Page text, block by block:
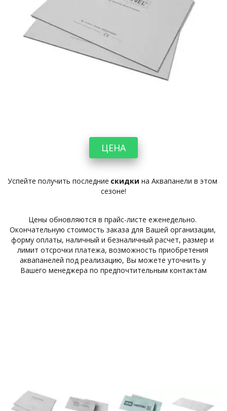
ЦЕНА
Успейте получить последние скидки на Аквапанели в этом
сезоне!
Цены обновляются в прайс-листе еженедельно.
Окончательную стоимость заказа для Вашей организации,
форму оплаты, наличный и безналичный расчет, размер и
лимит отсрочки платежа, возможность приобретения
аквапанелей под реализацию, Вы можете уточнить у
Вашего менеджера по предпочтительным контактам